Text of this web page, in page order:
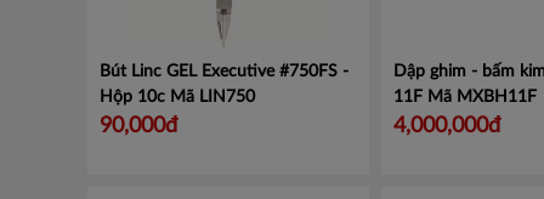
Bút Linc GEL Executive #750FS -
Hộp 10c Mã LIN750
90,000đ
Dập ghim - bấm
11F Mã MXBH11F
4,000,000đ